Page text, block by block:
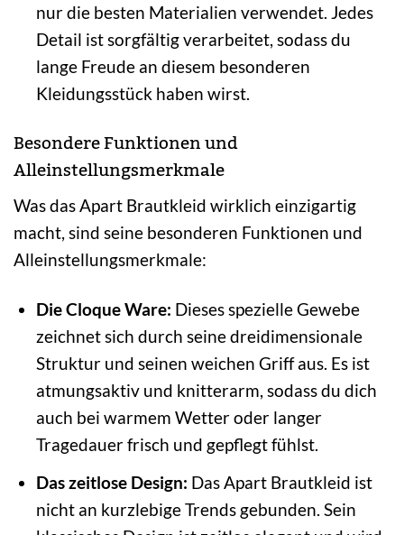
nur die besten Materialien verwendet. Jedes
Detail ist sorgfältig verarbeitet, sodass du
lange Freude an diesem besonderen
Kleidungsstück haben wirst.
Besondere Funktionen und
Alleinstellungsmerkmale
Was das Apart Brautkleid wirklich einzigartig
macht, sind seine besonderen Funktionen und
Alleinstellungsmerkmale:
Die Cloque Ware: Dieses spezielle Gewebe
zeichnet sich durch seine dreidimensionale
Struktur und seinen weichen Griff aus. Es ist
atmungsaktiv und knitterarm, sodass du dich
auch bei warmem Wetter oder langer
Tragedauer frisch und gepflegt fühlst.
Das zeitlose Design: Das Apart Brautkleid ist
nicht an kurzlebige Trends gebunden. Sein